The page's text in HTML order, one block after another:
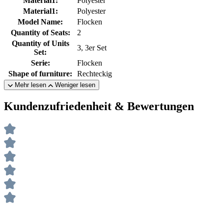
Material1:
Polyester
Model Name:
Flocken
Quantity of Seats:
2
Quantity of Units
Set:
3, 3er Set
Serie:
Flocken
Shape of furniture:
Rechteckig
Mehr lesen Weniger lesen
Kundenzufriedenheit & Bewertungen